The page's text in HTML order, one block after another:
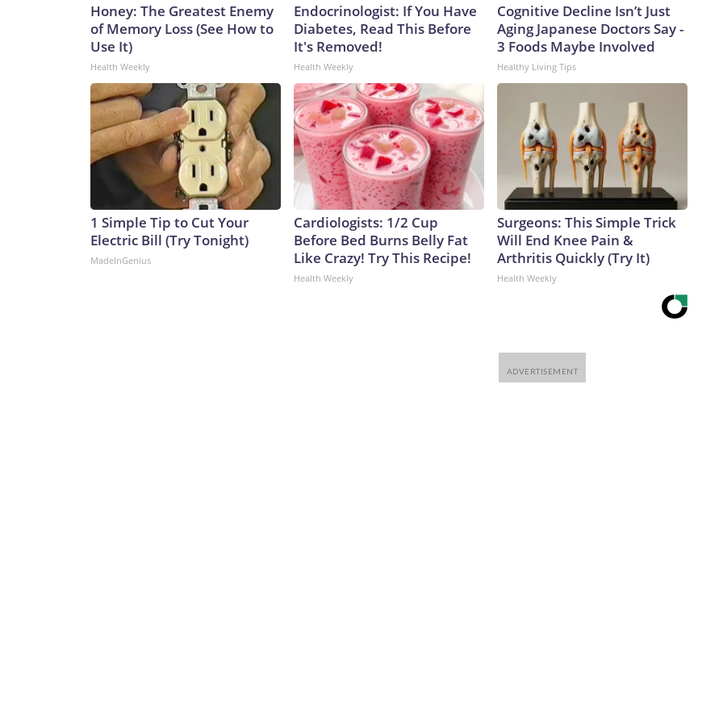
Honey: The Greatest Enemy
of Memory Loss (See How to
Use It)
Health Weekly
Endocrinologist: If You Have
Diabetes, Read This Before
It's Removed!
Health Weekly
Cognitive Decline Isn’t Just
Aging Japanese Doctors Say -
3 Foods Maybe Involved
Healthy Living Tips
1 Simple Tip to Cut Your
Electric Bill (Try Tonight)
MadeInGenius
Cardiologists: 1/2 Cup
Before Bed Burns Belly Fat
Like Crazy! Try This Recipe!
Health Weekly
Surgeons: This Simple Trick
Will End Knee Pain &
Arthritis Quickly (Try It)
Health Weekly